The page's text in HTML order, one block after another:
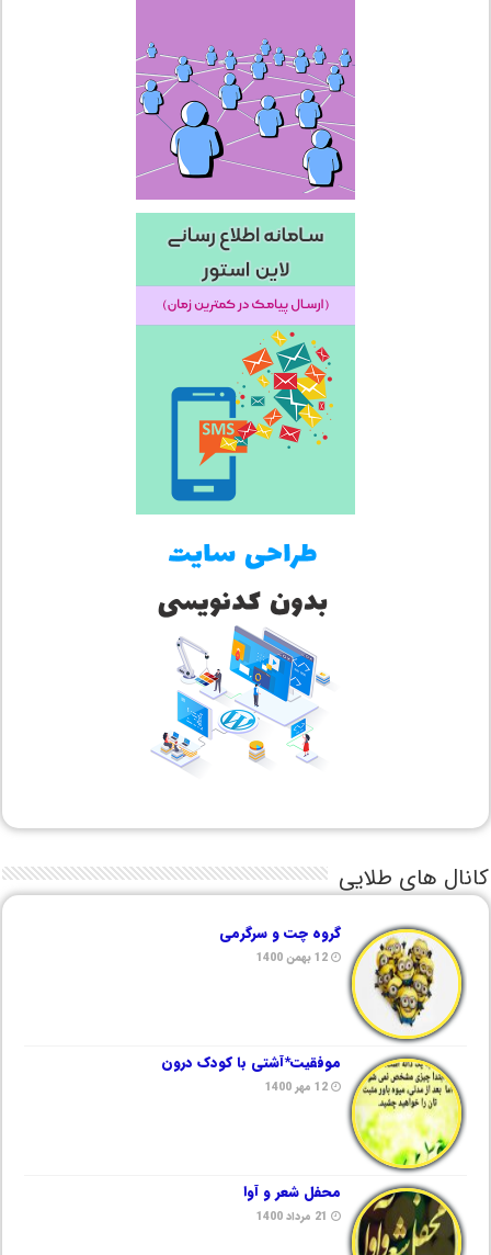
کانال های طلایی
گروه چت و سرگرمی
12 بهمن 1400
موفقیت*آشتی با کودک درون
12 مهر 1400
محفل شعر و آوا
21 مرداد 1400